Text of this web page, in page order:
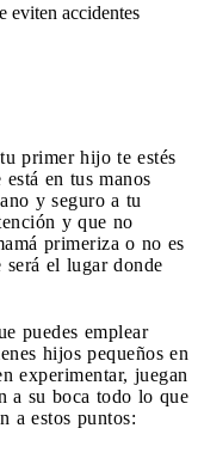
eviten accidentes
primer hijo te estés
en tus manos
y seguro a tu
y que no
primeriza o no es
será el lugar donde
puedes emplear
hijos pequeños en
experimentar, juegan
a su boca todo lo que
a estos puntos: